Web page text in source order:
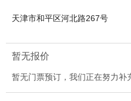
天津市和平区河北路267号
暂无报价
暂无门票预订，我们正在努力补